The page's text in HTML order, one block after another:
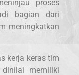
proses
bagian dari
meningkatkan
kerja keras tim
memiliki